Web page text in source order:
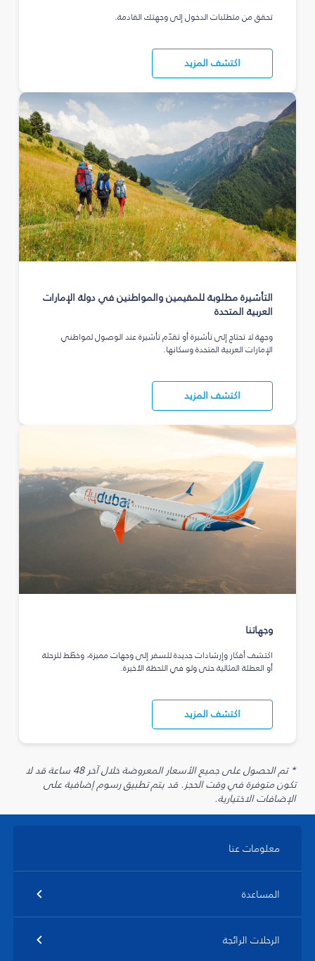
تحقق من متطلبات الدخول إلى وجهتك القادمة.
اكتشف المزيد
التأشيرة مطلوبة للمقيمين والمواطنين في دولة الإمارات
العربية المتحدة
وجهة لا تحتاج إلى تأشيرة أو تقدّم تأشيرة عند الوصول لمواطني
الإمارات العربية المتحدة وسكانها.
اكتشف المزيد
وجهاتنا
اكتشف أفكار وإرشادات جديدة للسفر إلى وجهات مميزة، وخطّط للرحلة
أو العطلة المثالية حتى ولو في اللحظة الأخيرة.
اكتشف المزيد
* تم الحصول على جميع الأسعار المعروضة خلال آخر 48 ساعة قد لا
تكون متوفرة في وقت الحجز. قد يتم تطبيق رسوم إضافية على
الإضافات الاختيارية.
معلومات عنا
المساعدة
الرحلات الرائجة